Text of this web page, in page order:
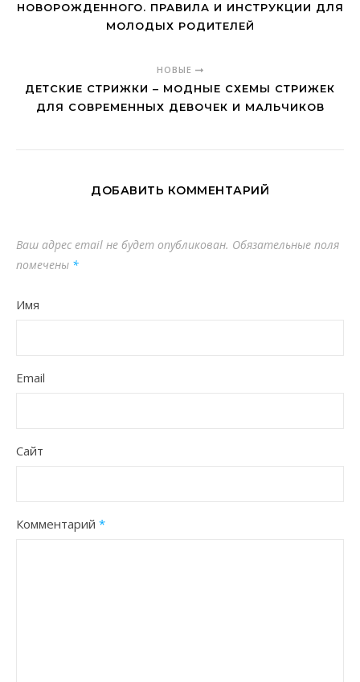
НОВОРОЖДЕННОГО. ПРАВИЛА И ИНСТРУКЦИИ ДЛЯ
МОЛОДЫХ РОДИТЕЛЕЙ
НОВЫЕ
ДЕТСКИЕ СТРИЖКИ – МОДНЫЕ СХЕМЫ СТРИЖЕК
ДЛЯ СОВРЕМЕННЫХ ДЕВОЧЕК И МАЛЬЧИКОВ
ДОБАВИТЬ КОММЕНТАРИЙ
Ваш адрес email не будет опубликован. Обязательные поля
помечены *
Имя
Email
Сайт
Комментарий *